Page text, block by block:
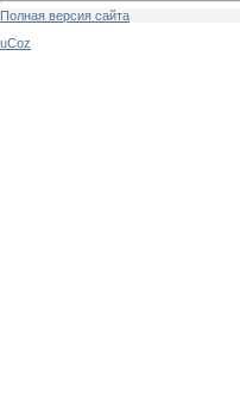
Полная версия сайта
uCoz